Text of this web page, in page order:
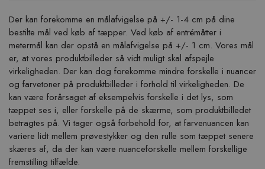
Der kan forekomme en målafvigelse på +/- 1-4 cm på dine
bestilte mål ved køb af tæpper. Ved køb af entrémåtter i
metermål kan der opstå en målafvigelse på +/- 1 cm. Vores mål
er, at vores produktbilleder så vidt muligt skal afspejle
virkeligheden. Der kan dog forekomme mindre forskelle i nuancer
og farvetoner på produktbilleder i forhold til virkeligheden. De
kan være forårsaget af eksempelvis forskelle i det lys, som
tæppet ses i, eller forskelle på de skærme, som produktbilledet
betragtes på. Vi tager også forbehold for, at farvenuancen kan
variere lidt mellem prøvestykker og den rulle som tæppet senere
skæres af, da der kan være nuanceforskelle mellem forskellige
fremstilling tilfælde.